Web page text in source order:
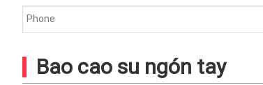
Bao cao su ngón tay